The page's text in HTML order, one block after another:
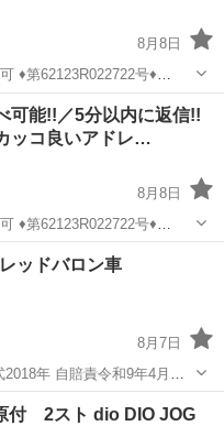
8月8日
♦︎第62123R022722号♦
当方では、全てのお客様
場合...
イク
可能!!／5分以内に返信!!
ッコ良いアドレ…
8月8日
♦︎第62123R022722号♦
当方では、全てのお客様
場合...
ッドバロン車
8月7日
年 自賠責令和9年4月
出る不具合は現在ございません...
レッドバロン
付 2スト dio DIO JOG